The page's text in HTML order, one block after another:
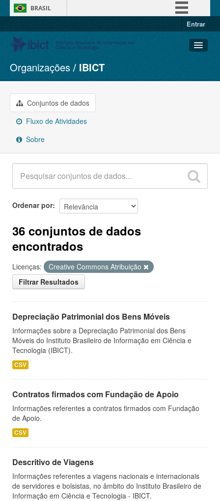
BRASIL
Entrar
Conjuntos de dados
Organizações
Grupos
Sobre
Organizações IBICT
Conjuntos de dados
Fluxo de Atividades
Sobre
Ordenar por
36 conjuntos de dados
encontrados
Licenças:
Creative Commons Atribuição
Filtrar Resultados
Depreciação Patrimonial dos Bens Móveis
Informações sobre a Depreciação Patrimonial dos Bens
Móveis do Instituto Brasileiro de Informação em Ciência e
Tecnologia (IBICT).
CSV
Contratos firmados com Fundação de Apoio
Informações referentes a contratos firmados com Fundação
de Apoio.
CSV
Descritivo de Viagens
Informações referentes a viagens nacionais e internacionais
de servidores e bolsistas, no âmbito do Instituto Brasileiro de
Informação em Ciência e Tecnologia - IBICT.